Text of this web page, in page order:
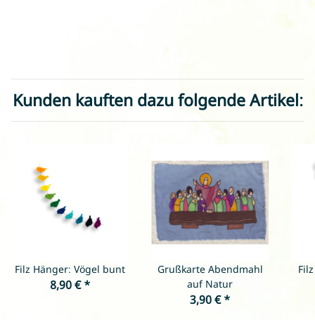
Kunden kauften dazu folgende Artikel:
Filz Hänger: Vögel bunt
8,90 €*
Grußkarte Abendmahl
auf Natur
3,90 €*